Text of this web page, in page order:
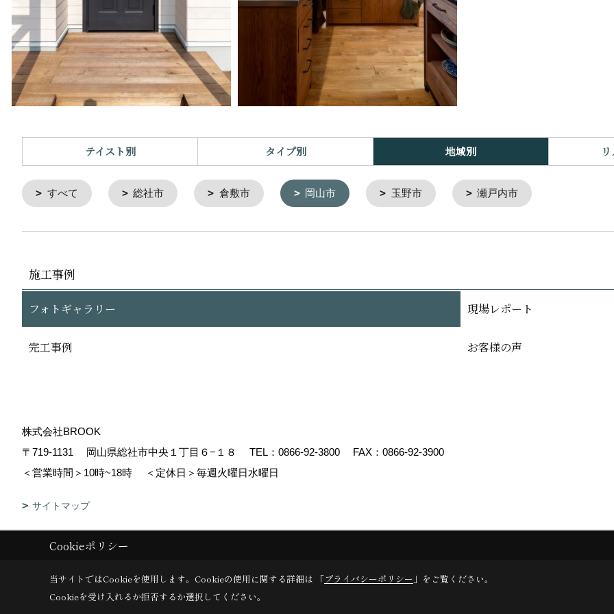
テイスト別 タイプ別 地域別
すべて 総社市 倉敷市 岡山市 玉野市 瀬戸内市
施工事例
フォトギャラリー 現場レポート
完工事例 お客様の声
株式会社BROOK
〒719-1131
岡山県総社市中央１丁目６−１８ TEL： 0866-92-3800
FAX：0866-92-3900
＜営業時間＞10時~18時
＜定休日＞毎週火曜日水曜日
サイトマップ
Copyright (c) 株式会社BROOK. All Rights Reserved.
Cookieポリシー
当サイトではCookieを使用します。 Cookieの使用に関する詳細は 「プライバシーポリシー 」をご覧ください。
Cookieを受け入れるか拒否するか選択してください。